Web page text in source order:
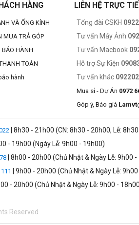
bạn có nhiều hướng kiểm soát đầu ra.
có thể được gắn chặt vào phía bên trong
khác nhau và tối raster hiệu ứng.
HÀNG
VÀ ỐNG KÍNH
MUA TRẢ GÓP
BẢO HÀNH
TOÁN
hành
LIÊN HỆ TRỰC
Tổng đài CSKH
Tư vấn Máy Ảnh
Tư vấn Macbook
Hỗ trợ Sự Kiện
Tư vấn khác
Mua sỉ - Dự Án 0972
Góp ý, Báo giá
| 8h30 - 21h00 (CN: 8h30 - 20h00, Lễ:
- 19h00 (Ngày Lễ: 9h00 - 19h00)
| 8h00 - 20h00 (Chủ Nhật & Ngày Lễ: 9h00
| 9h00 - 20h00 (Chủ Nhật & Ngày Lễ:
- 20h00 (Chủ Nhật & Ngày Lễ: 9h00 -
Reserved